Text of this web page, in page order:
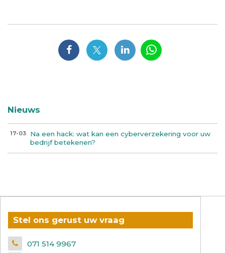
Nieuws
17-03
Na een hack: wat kan een cyberverzekering voor uw
bedrijf betekenen?
Stel ons gerust uw vraag
071 514 9967